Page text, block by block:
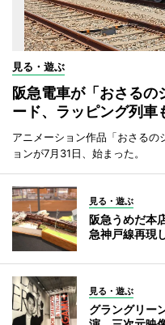
見る・遊ぶ
阪急電車が「おさる
ード、ラッピング列車
アニメーション作品「おさるの
ョンが7月31日、始まった。
見る・遊ぶ
阪急うめだ本
急神戸線再現
見る・遊ぶ
グラングリー